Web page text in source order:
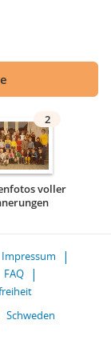
2
voller
Impressum
FAQ
Schweden